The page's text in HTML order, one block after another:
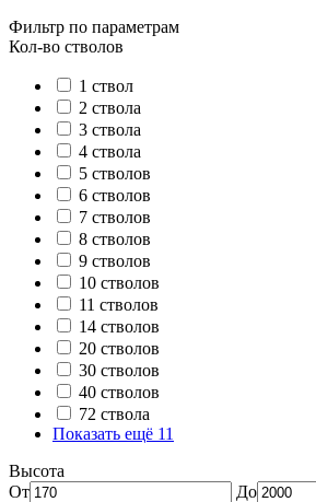
Фильтр по параметрам
Кол-во стволов
1 ствол
2 ствола
3 ствола
4 ствола
5 стволов
6 стволов
7 стволов
8 стволов
9 стволов
10 стволов
11 стволов
14 стволов
20 стволов
30 стволов
40 стволов
72 ствола
Показать ещё 11
Высота
От
До